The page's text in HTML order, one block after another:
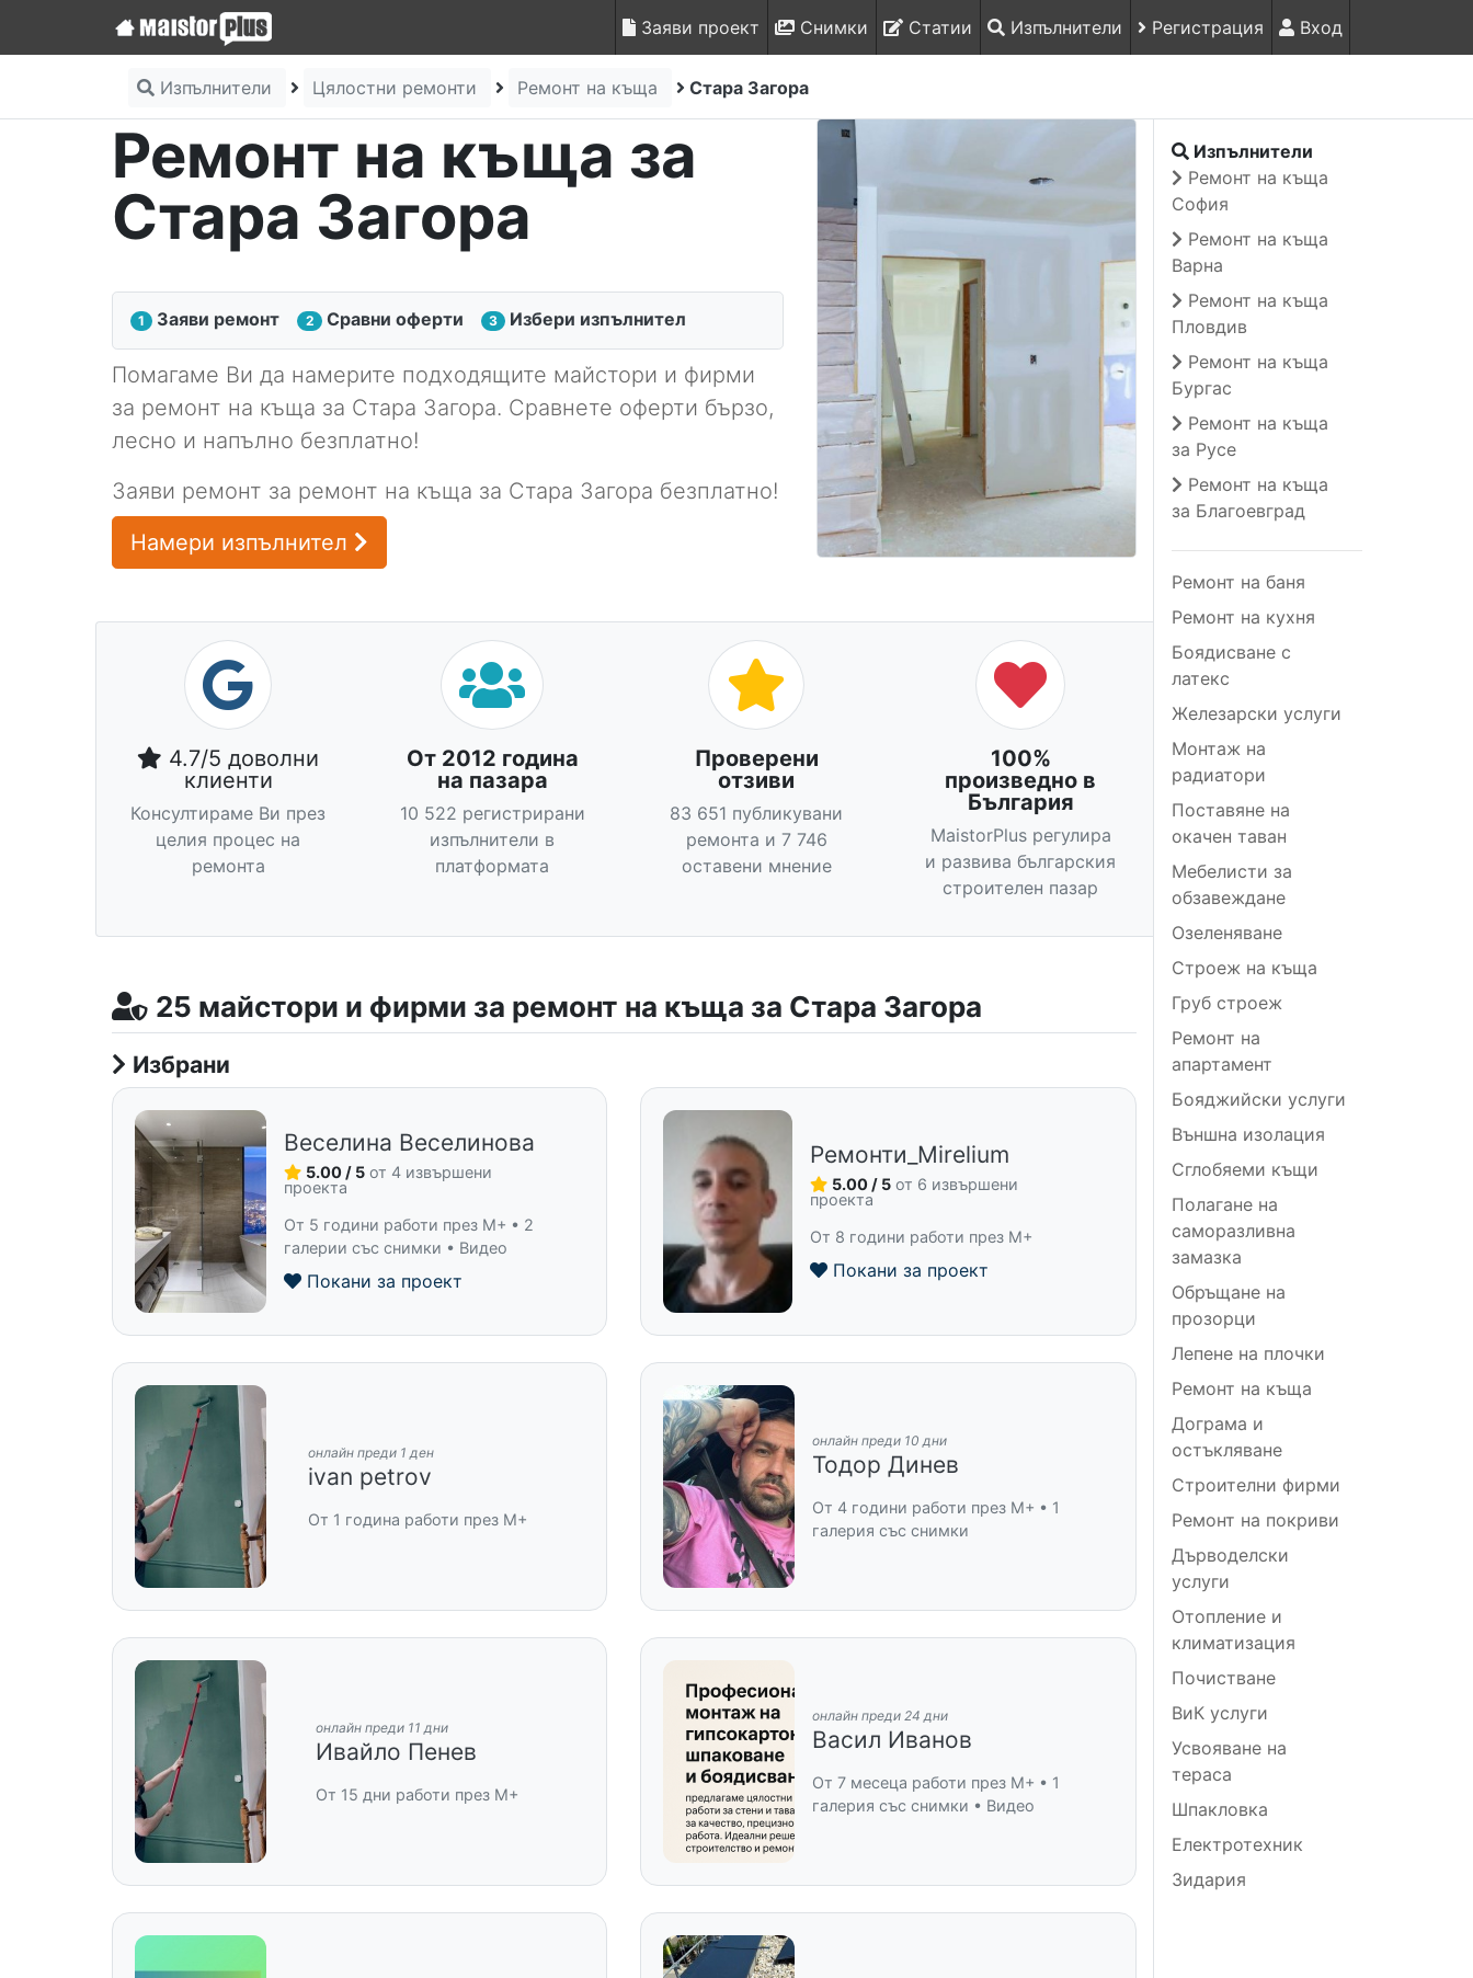
Заяви проект Снимки Статии Изпълнители Регистрация Вход
Изпълнители Цялостни ремонти Ремонт на къща Стара Загора
Ремонт на къща за
Стара Загора
1 Заяви ремонт 2 Сравни оферти 3 Избери изпълнител
Помагаме Ви да намерите подходящите майстори и фирми
за ремонт на къща за Стара Загора. Сравнете оферти бързо,
лесно и напълно безплатно!
Заяви ремонт за ремонт на къща за Стара Загора безплатно!
Намери изпълнител
4.7/5 доволни
клиенти
Консултираме Ви през
целия процес на
ремонта
От 2012 година
на пазара
10 522 регистрирани
изпълнители в
платформата
Проверени
отзиви
83 651 публикувани
ремонта и 7 746
оставени мнение
100%
произведно в
България
MaistorPlus регулира
и развива българския
строителен пазар
25 майстори и фирми за ремонт на къща за Стара Загора
Избрани
Веселина Веселинова
5.00 / 5 от 4 извършени
проекта
От 5 години работи през M+ • 2
галерии със снимки • Видео
Покани за проект
Ремонти_Mirelium
5.00 / 5 от 6 извършени
проекта
От 8 години работи през M+
Покани за проект
онлайн преди 1 ден
ivan petrov
От 1 година работи през M+
онлайн преди 10 дни
Тодор Динев
От 4 години работи през M+ • 1
галерия със снимки
онлайн преди 11 дни
Ивайло Пенев
От 15 дни работи през M+
онлайн преди 24 дни
Васил Иванов
От 7 месеца работи през M+ • 1
галерия със снимки • Видео
Изпълнители
Ремонт на къща
София
Ремонт на къща
Варна
Ремонт на къща
Пловдив
Ремонт на къща
Бургас
Ремонт на къща
за Русе
Ремонт на къща
за Благоевград
Ремонт на баня
Ремонт на кухня
Боядисване с
латекс
Железарски услуги
Монтаж на
радиатори
Поставяне на
окачен таван
Мебелисти за
обзавеждане
Озеленяване
Строеж на къща
Груб строеж
Ремонт на
апартамент
Бояджийски услуги
Външна изолация
Сглобяеми къщи
Полагане на
саморазливна
замазка
Обръщане на
прозорци
Лепене на плочки
Ремонт на къща
Дограма и
остъкляване
Строителни фирми
Ремонт на покриви
Дърводелски
услуги
Отопление и
климатизация
Почистване
ВиК услуги
Усвояване на
тераса
Шпакловка
Електротехник
Зидария